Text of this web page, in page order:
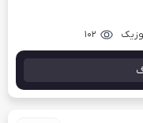
۱۰۲